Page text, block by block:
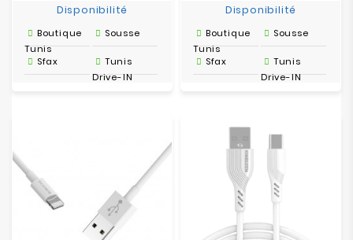
Disponibilité
Boutique
Tunis
Sousse
Sfax
Tunis
Drive-IN
Disponibilité
Boutique
Tunis
Sousse
Sfax
Tunis
Drive-IN